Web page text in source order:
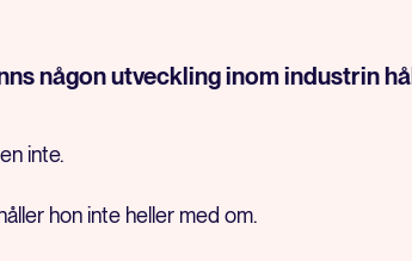
någon utveckling inom industrin
inte.
hon inte heller med om.